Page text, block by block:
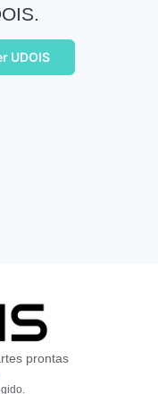
UDOIS
prontas